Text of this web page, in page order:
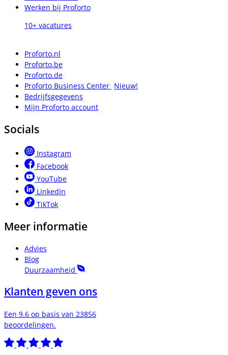
Werken bij Proforto
10+ vacatures
Proforto.nl
Proforto.be
Proforto.de
Proforto Business Center Nieuw!
Bedrijfsgegevens
Mijn Proforto account
Socials
Instagram
Facebook
YouTube
LinkedIn
TikTok
Meer informatie
Advies
Blog
Duurzaamheid
Klanten geven ons
Een 9.6 op basis van 23856
beoordelingen.